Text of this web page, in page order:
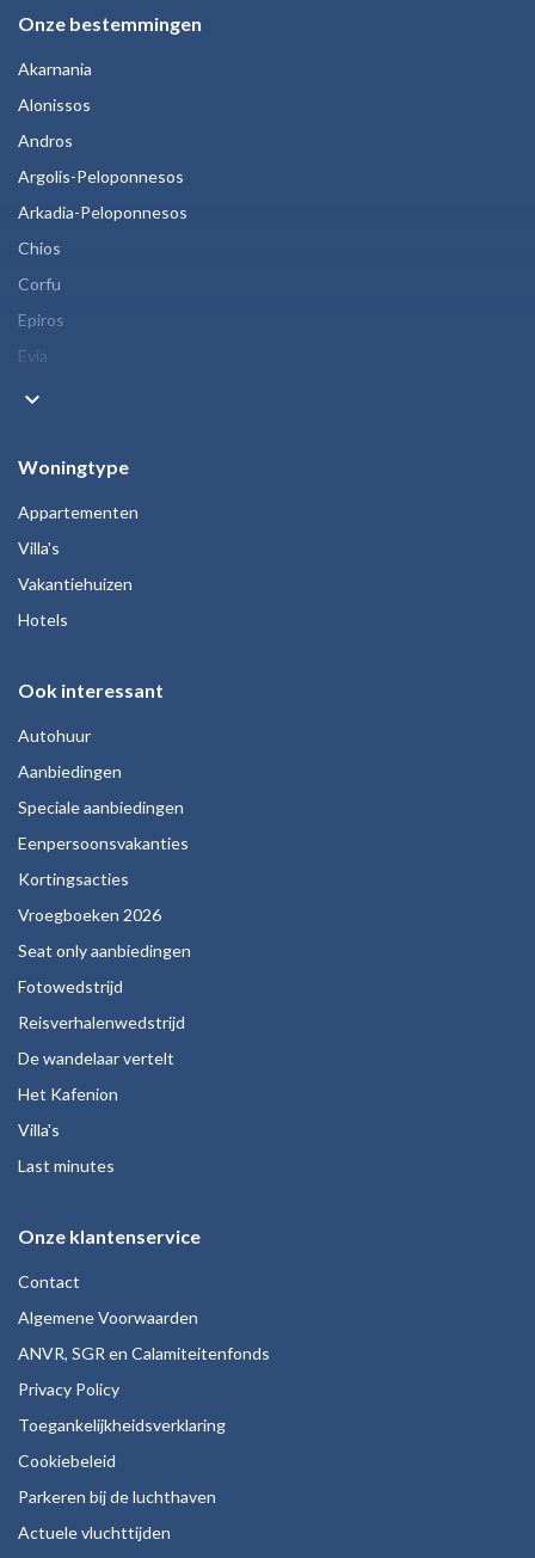
Onze bestemmingen
Akarnania
Alonissos
Andros
Argolis-Peloponnesos
Arkadia-Peloponnesos
Chios
Corfu
Epiros
Evia
keyboard_arrow_down
Woningtype
Appartementen
Villa's
Vakantiehuizen
Hotels
Ook interessant
Autohuur
Aanbiedingen
Speciale aanbiedingen
Eenpersoonsvakanties
Kortingsacties
Vroegboeken 2026
Seat only aanbiedingen
Fotowedstrijd
Reisverhalenwedstrijd
De wandelaar vertelt
Het Kafenion
Villa's
Last minutes
Onze klantenservice
Contact
Algemene Voorwaarden
ANVR, SGR en Calamiteitenfonds
Privacy Policy
Toegankelijkheidsverklaring
Cookiebeleid
Parkeren bij de luchthaven
Actuele vluchttijden